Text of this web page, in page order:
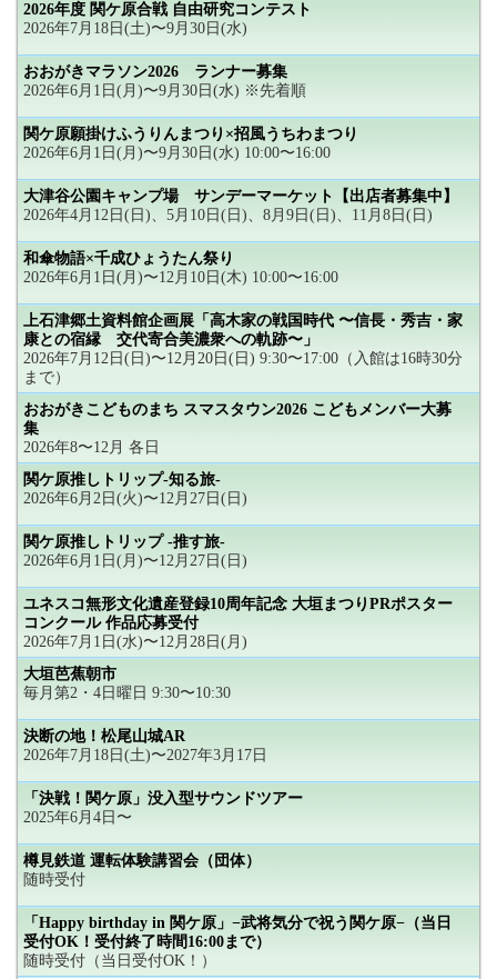
2026年度 関ケ原合戦 自由研究コンテスト
2026年7月18日(土)〜9月30日(水)
おおがきマラソン2026 ランナー募集
2026年6月1日(月)〜9月30日(水) ※先着順
関ケ原願掛けふうりんまつり×招風うちわまつり
2026年6月1日(月)〜9月30日(水) 10:00〜16:00
大津谷公園キャンプ場 サンデーマーケット【出店者募集中】
2026年4月12日(日)、5月10日(日)、8月9日(日)、11月8日(日)
和傘物語×千成ひょうたん祭り
2026年6月1日(月)〜12月10日(木) 10:00〜16:00
上石津郷土資料館企画展「高木家の戦国時代 〜信長・秀吉・家
康との宿縁 交代寄合美濃衆への軌跡〜」
2026年7月12日(日)〜12月20日(日) 9:30〜17:00（入館は16時30分
まで）
おおがきこどものまち スマスタウン2026 こどもメンバー大募
集
2026年8〜12月 各日
関ケ原推しトリップ-知る旅-
2026年6月2日(火)〜12月27日(日)
関ケ原推しトリップ -推す旅-
2026年6月1日(月)〜12月27日(日)
ユネスコ無形文化遺産登録10周年記念 大垣まつりPRポスター
コンクール 作品応募受付
2026年7月1日(水)〜12月28日(月)
大垣芭蕉朝市
毎月第2・4日曜日 9:30〜10:30
決断の地！松尾山城AR
2026年7月18日(土)〜2027年3月17日
「決戦！関ケ原」没入型サウンドツアー
2025年6月4日〜
樽見鉄道 運転体験講習会（団体）
随時受付
「Happy birthday in 関ケ原」−武将気分で祝う関ケ原−（当日
受付OK！受付終了時間16:00まで）
随時受付（当日受付OK！）